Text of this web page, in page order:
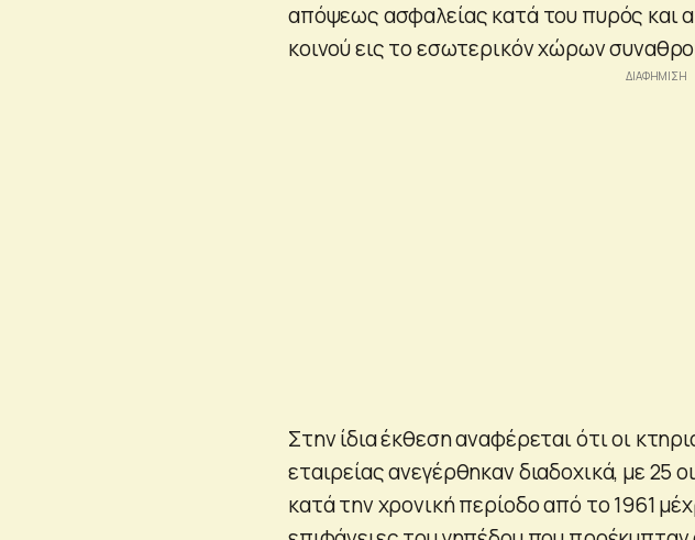
απόψεως ασφαλείας κατά του πυρός και
κοινού εις το εσωτερικόν χώρων
Στην ίδια έκθεση αναφέρεται ότι οι
εταιρείας ανεγέρθηκαν διαδοχικά, με 25
κατά την χρονική περίοδο από το 1961